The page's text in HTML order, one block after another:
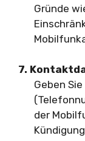
Gründe
7.
Geben
der